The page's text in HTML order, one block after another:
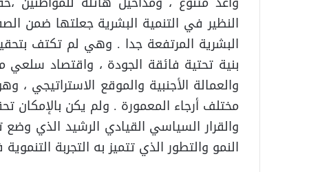
النظير في التنمية البشرية جعلتها ضمن
البشرية المرتفعة جدا . وهي لم تكتف
بنية تحتية فائقة الجودة ، واقتصاد سلعي
والعمالة الأجنبية والموقع الاستراتيجي
مختلف أرجاء المعمورة . ولم يكن بالإمكان
والقرار السياسي القيادي الرشيد الذي
النمو والتطور الذي تتميز به التجربة